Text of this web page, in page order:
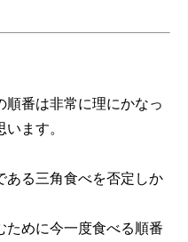
順番は非常に理にかなっ
ます。
ある三角食べを否定しか
ために今一度食べる順番